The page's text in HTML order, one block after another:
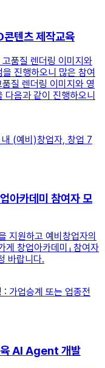
텐츠 제작교육
품질 렌더링 이미지와
진행하오니 많은 참여
질 렌더링 이미지와 영
다음과 같이 진행하오니
내 (예비)창업자, 창업 7
업아카데미 참여자 모
지원하고 예비창업자의
게 창업아카데미」 참여자
바랍니다.
: 가업승계 또는 업종전
육 AI Agent 개발